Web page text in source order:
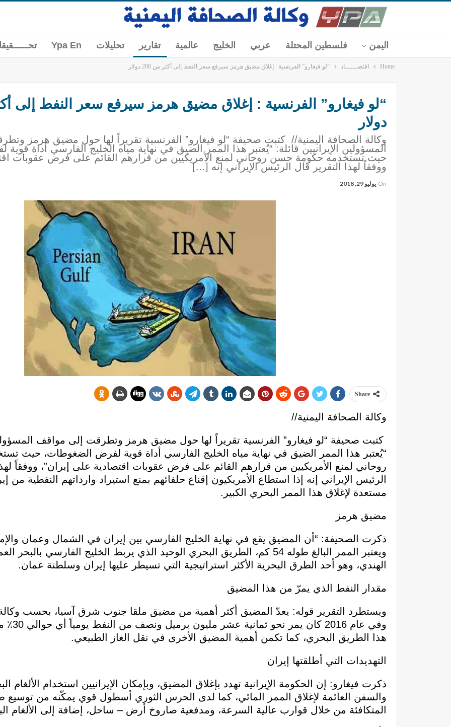
اليمن فلسطين المحتلة عربي الخليج عالمية تقارير تحليلات Ypa En
Home اقتصــــــاد “لو فيغارو” الفرنسية : إغلاق مضيق هرمز سيرفع سعر النفط إلى أكثر من 200 دولار
دولار
وكالة الصحافة اليمنية// كتبت صحيفة “لو فيغارو” الفرنسية تقريراً لها حول مضيق هرمز
المسؤولين الإيرانيين قائلة: “يُعتبر هذا الممر الضيق في نهاية مياه الخليج الفارسي أداة
حيث تستخدمه حكومة حسن روحاني لمنع الأمريكيين من قرارهم القائم على فرض عقوبات
ووفقاً لهذا التقرير قال الرئيس الإيراني إنه […]
On يوليو 29, 2018
Share
وكالة الصحافة اليمنية//
كتبت صحيفة “لو فيغارو” الفرنسية تقريراً لها حول مضيق هرمز وتطرقت إلى مواقف المسؤولين
“يُعتبر هذا الممر الضيق في نهاية مياه الخليج الفارسي أداة قوية لفرض الضغوطات، حيث
روحاني لمنع الأمريكيين من قرارهم القائم على فرض عقوبات اقتصادية على إيران”، ووفقاً
الرئيس الإيراني إنه إذا استطاع الأمريكيون إقناع حلفائهم بمنع استيراد وارداتهم النفطية من
مستعدة لإغلاق هذا الممر البحري الكبير.
مضيق هرمز
ذكرت الصحيفة: “أن المضيق يقع في نهاية الخليج الفارسي بين إيران في الشمال وعمان
ويعتبر الممر البالغ طوله 54 كم، الطريق البحري الوحيد الذي يربط الخليج الفارسي
الهندي، وهو أحد الطرق البحرية الأكثر استراتيجية التي تسيطر عليها إيران وسلطنة عمان.
مقدار النفط الذي يمرّ من هذا المضيق
ويستطرد التقرير قوله: يعدّ المضيق أكثر أهمية من مضيق ملقا جنوب شرق آسيا، بحسب وكالة
وفي عام
هذا الطريق البحري، كما تكمن أهمية المضيق الأخرى في نقل الغاز الطبيعي.
التهديدات التي أطلقتها إيران
ذكرت فيغارو: إن الحكومة الإيرانية تهدد بإغلاق المضيق، وبإمكان الإيرانيين استخدام الألغام
والسفن العائمة لإغلاق الممر المائي، كما لدى الحرس الثوري أسطول قوي يمكّنه من توسيع
المتكافئة من خلال قوارب عالية السرعة، ومدفعية صاروخ أرض – ساحل، إضافة إلى الألغام